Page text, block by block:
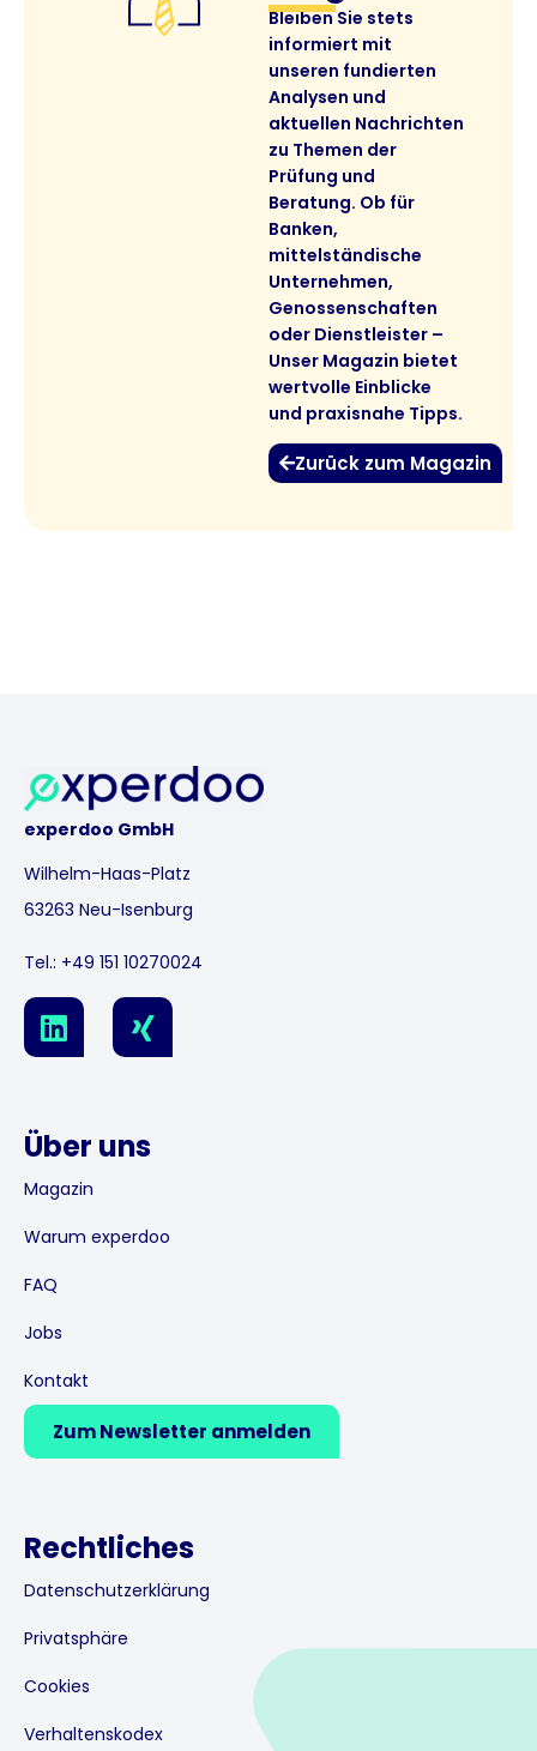
Bleiben Sie stets
informiert mit
unseren fundierten
Analysen und
aktuellen Nachrichten
zu Themen der
Prüfung und
Beratung. Ob für
Banken,
mittelständische
Unternehmen,
Genossenschaften
oder Dienstleister –
Unser Magazin bietet
wertvolle Einblicke
und praxisnahe Tipps.
Zurück zum Magazin
experdoo GmbH
Wilhelm-Haas-Platz
63263 Neu-Isenburg
Tel.: +49 151 10270024
L
i
n
e
d
i
X
i
n
Über uns
Magazin
Warum experdoo
FAQ
Jobs
Kontakt
Zum Newsletter anmelden
Rechtliches
Datenschutzerklärung
Privatsphäre
Cookies
Verhaltenskodex